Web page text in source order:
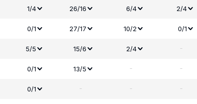
1/4 26/16 6/4 2/4
0/1 27/17 10/2 0/1
5/5 15/6 2/4 -
0/1 13/5 - -
0/1 - - -